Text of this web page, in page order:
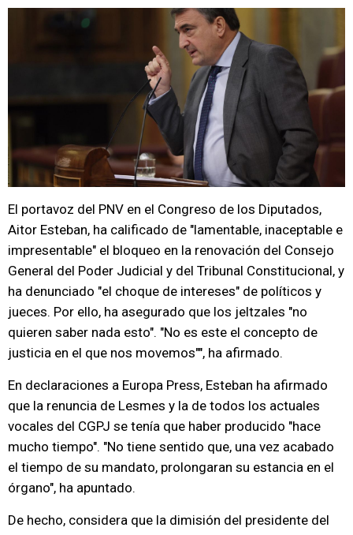
El portavoz del PNV en el Congreso de los Diputados,
Aitor Esteban, ha calificado de "lamentable, inaceptable e
impresentable" el bloqueo en la renovación del Consejo
General del Poder Judicial y del Tribunal Constitucional, y
ha denunciado "el choque de intereses" de políticos y
jueces. Por ello, ha asegurado que los jeltzales "no
quieren saber nada esto". "No es este el concepto de
justicia en el que nos movemos"", ha afirmado.
En declaraciones a Europa Press, Esteban ha afirmado
que la renuncia de Lesmes y la de todos los actuales
vocales del CGPJ se tenía que haber producido "hace
mucho tiempo". "No tiene sentido que, una vez acabado
el tiempo de su mandato, prolongaran su estancia en el
órgano", ha apuntado.
De hecho, considera que la dimisión del presidente del